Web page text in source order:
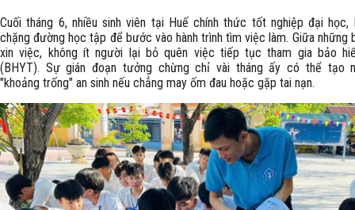
Cuối tháng 6, nhiều sinh viên tại Huế chính thức tốt nghiệp đại học,
chặng đường học tập để bước vào hành trình tìm việc làm. Giữa những
xin việc, không ít người lại bỏ quên việc tiếp tục tham gia bảo
(BHYT). Sự gián đoạn tưởng chừng chỉ vài tháng ấy có thể tạo
"khoảng trống" an sinh nếu chẳng may ốm đau hoặc gặp tai nạn.